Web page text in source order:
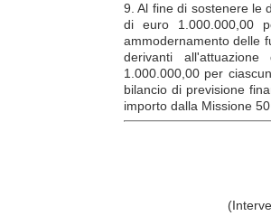
9. Al fine di sostenere le
di euro 1.000.000,00
ammodernamento delle
derivanti
1.000.000,00 per
bilancio di previsione
importo dalla Missione